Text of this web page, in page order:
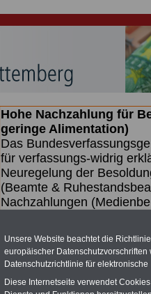
Hohe Nachzahlung für
geringe Alimentation)
Das
für verfassungs-widrig
Neuregelung der
(Beamte &
Nachzahlungen
dem Beschluss des
wird (wahrscheinlich im
Broschüre
Unsere Website beachtet die
europäischer
Datenschutzrichtlinie für
Diese Internetseite verwendet